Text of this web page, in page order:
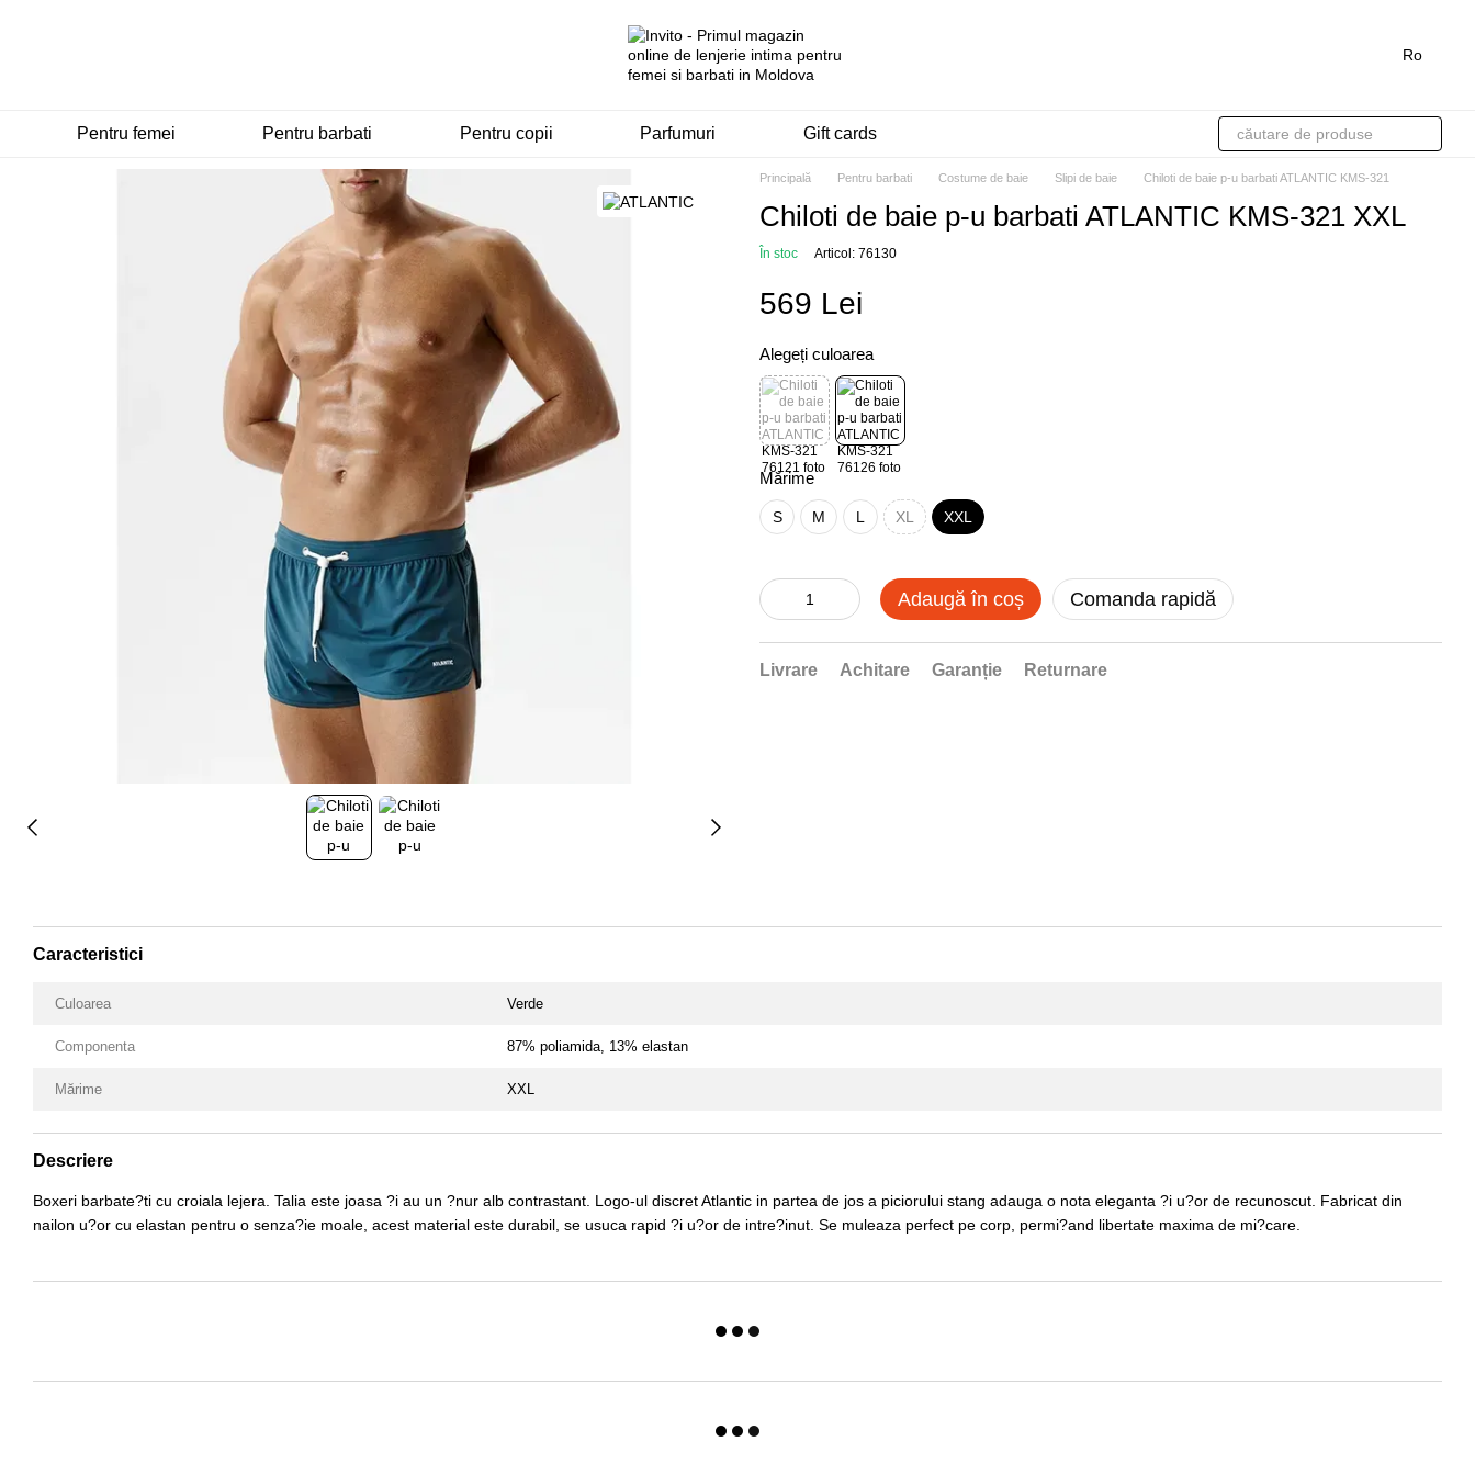
Ro
Pentru femei Pentru barbati Pentru copii Parfumuri Gift cards
Principală Pentru barbati Costume de baie Slipi de baie Chiloti de baie p-u barbati ATLANTIC KMS-321
Chiloti de baie p-u barbati ATLANTIC KMS-321 XXL
În stoc Articol: 76130
569 Lei
Alegeți culoarea
Mărime
S M L XL XXL
Adaugă în coș Comanda rapidă
Livrare Achitare Garanție Returnare
Caracteristici
Culoarea Verde
Componenta 87% poliamida, 13% elastan
Mărime XXL
Descriere
Boxeri barbate?ti cu croiala lejera. Talia este joasa ?i au un ?nur alb contrastant. Logo-ul discret Atlantic in partea de jos a piciorului stang adauga o nota eleganta ?i u?or de recunoscut. Fabricat din
nailon u?or cu elastan pentru o senza?ie moale, acest material este durabil, se usuca rapid ?i u?or de intre?inut. Se muleaza perfect pe corp, permi?and libertate maxima de mi?care.